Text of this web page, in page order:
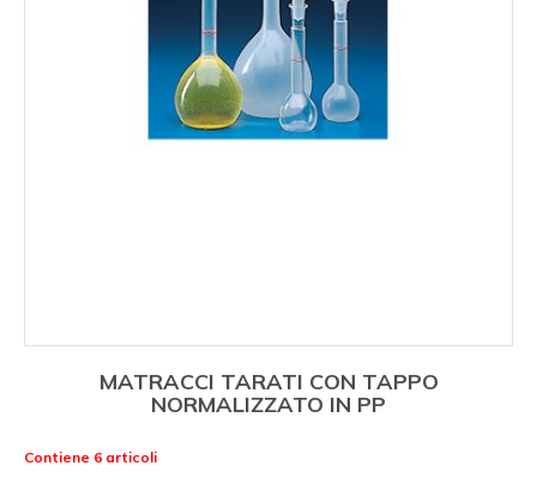
MATRACCI TARATI CON TAPPO
NORMALIZZATO IN PP
Contiene 6 articoli